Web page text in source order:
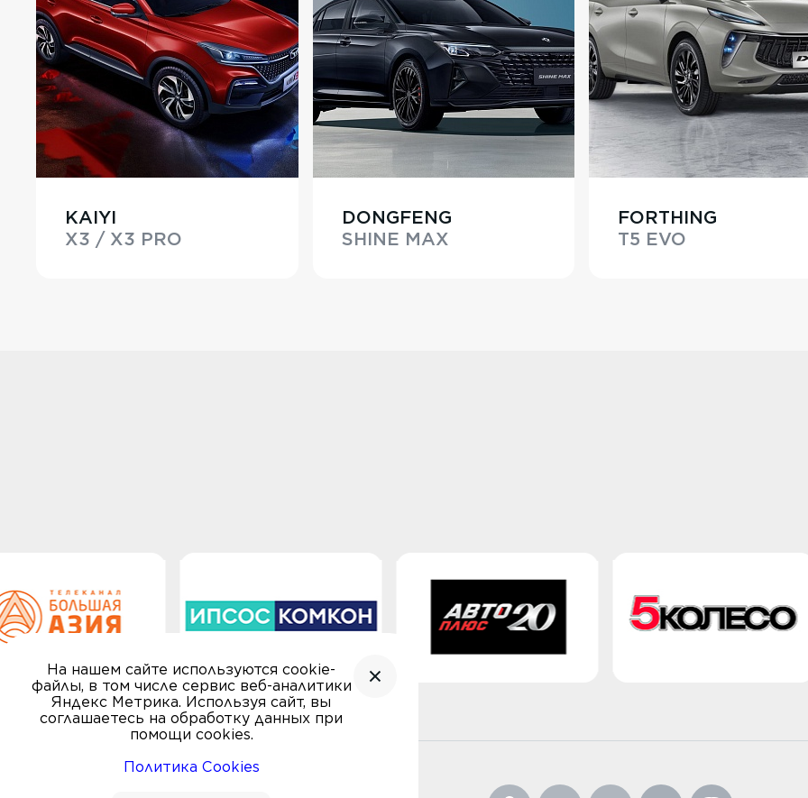
KAIYI
X3 / X3 PRO
DONGFENG
SHINE MAX
FORTHING
T5 EVO
На нашем сайте используются cookie-
файлы, в том числе сервис веб-аналитики
Яндекс Метрика. Используя сайт, вы
соглашаетесь на обработку данных при
помощи cookies.
Политика Cookies